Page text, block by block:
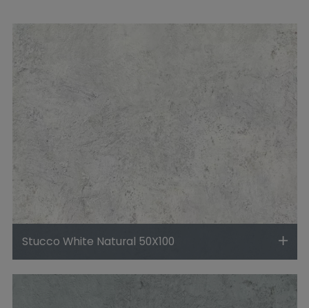
Stucco White Natural 50X100